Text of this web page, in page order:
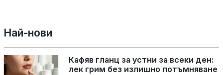
Най-нови
Кафяв гланц за устни за всеки ден:
лек грим без излишно потъмняване